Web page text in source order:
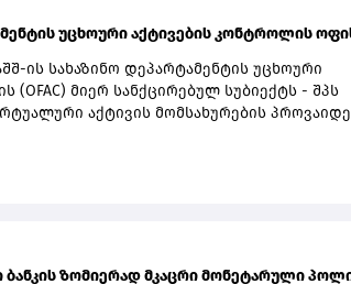
უცხოური აქტივების კონტროლის
ის სახაზინო დეპარტამენტის უცხოური
(OFAC) მიერ სანქცირებულ სუბიექტს - შპს
აქტივის მომსახურების
სებ-ის მიერ რეგულირებულ
უკანონო საქმიანობასთან
ბანკის ზომიერად მკაცრი მონეტარული